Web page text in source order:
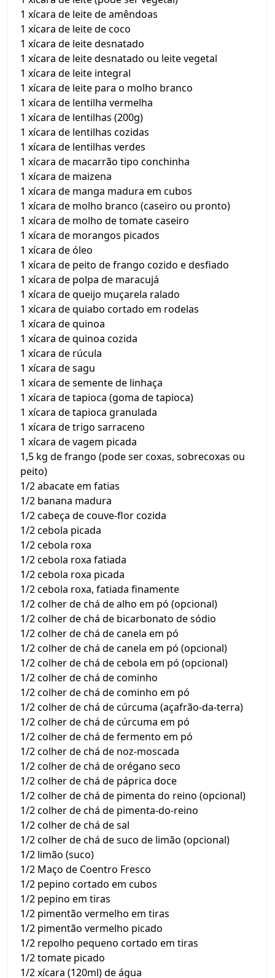
1 xícara de leite de amêndoas
1 xícara de leite de coco
1 xícara de leite desnatado
1 xícara de leite desnatado ou leite vegetal
1 xícara de leite integral
1 xícara de leite para o molho branco
1 xícara de lentilha vermelha
1 xícara de lentilhas (200g)
1 xícara de lentilhas cozidas
1 xícara de lentilhas verdes
1 xícara de macarrão tipo conchinha
1 xícara de maizena
1 xícara de manga madura em cubos
1 xícara de molho branco (caseiro ou pronto)
1 xícara de molho de tomate caseiro
1 xícara de morangos picados
1 xícara de óleo
1 xícara de peito de frango cozido e desfiado
1 xícara de polpa de maracujá
1 xícara de queijo muçarela ralado
1 xícara de quiabo cortado em rodelas
1 xícara de quinoa
1 xícara de quinoa cozida
1 xícara de rúcula
1 xícara de sagu
1 xícara de semente de linhaça
1 xícara de tapioca (goma de tapioca)
1 xícara de tapioca granulada
1 xícara de trigo sarraceno
1 xícara de vagem picada
1,5 kg de frango (pode ser coxas, sobrecoxas ou
peito)
1/2 abacate em fatias
1/2 banana madura
1/2 cabeça de couve-flor cozida
1/2 cebola picada
1/2 cebola roxa
1/2 cebola roxa fatiada
1/2 cebola roxa picada
1/2 cebola roxa, fatiada finamente
1/2 colher de chá de alho em pó (opcional)
1/2 colher de chá de bicarbonato de sódio
1/2 colher de chá de canela em pó
1/2 colher de chá de canela em pó (opcional)
1/2 colher de chá de cebola em pó (opcional)
1/2 colher de chá de cominho
1/2 colher de chá de cominho em pó
1/2 colher de chá de cúrcuma (açafrão-da-terra)
1/2 colher de chá de cúrcuma em pó
1/2 colher de chá de fermento em pó
1/2 colher de chá de noz-moscada
1/2 colher de chá de orégano seco
1/2 colher de chá de páprica doce
1/2 colher de chá de pimenta do reino (opcional)
1/2 colher de chá de pimenta-do-reino
1/2 colher de chá de sal
1/2 colher de chá de suco de limão (opcional)
1/2 limão (suco)
1/2 Maço de Coentro Fresco
1/2 pepino cortado em cubos
1/2 pepino em tiras
1/2 pimentão vermelho em tiras
1/2 pimentão vermelho picado
1/2 repolho pequeno cortado em tiras
1/2 tomate picado
1/2 xícara (120ml) de água